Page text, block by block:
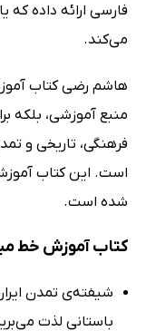
فارسی ارائه داده که
می‌کند.
هاشم رضی کتاب
منبع آموزشی، بلکه
فرهنگی، تاریخی و
است. این کتاب
شده است.
کتاب آموزش خط
شیفته‌ی تمدن
باستانی لذت